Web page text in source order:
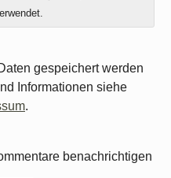
gespeichert werden
Informationen siehe
.
benachrichtigen